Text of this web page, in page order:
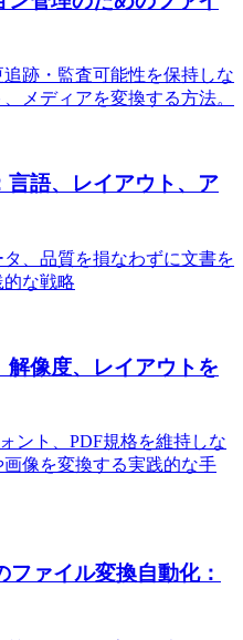
跡・監査可能性を保持しな
メディアを変換する方法。
言語、レイアウト、ア
、品質を損なわずに文書を
な戦略
像度、レイアウトを
ント、PDF規格を維持しな
像を変換する実践的な手
ァイル変換自動化：